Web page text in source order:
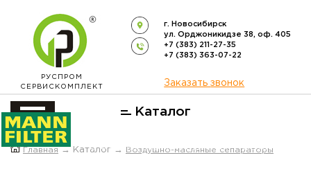
РУСПРОМ
СЕРВИСКОМПЛЕКТ
г. Новосибирск
ул. Орджоникидзе 38, оф. 405
+7 (383) 211-27-35
+7 (383) 363-07-22
Заказать звонок
Каталог
ОФИЦИАЛЬНЫЙ ДИСТРИБЬЮТОР
Главная → Каталог → Воздушно-масляные сепараторы